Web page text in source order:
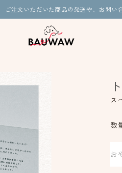
注文いただいた商品の発送や、お問い
ス
数
お